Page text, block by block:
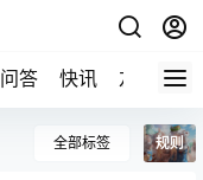
问答 快讯 友链
全部标签 规则